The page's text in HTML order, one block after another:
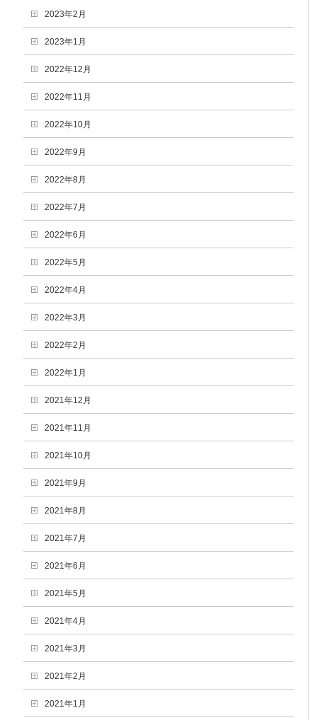
2023年2月
2023年1月
2022年12月
2022年11月
2022年10月
2022年9月
2022年8月
2022年7月
2022年6月
2022年5月
2022年4月
2022年3月
2022年2月
2022年1月
2021年12月
2021年11月
2021年10月
2021年9月
2021年8月
2021年7月
2021年6月
2021年5月
2021年4月
2021年3月
2021年2月
2021年1月